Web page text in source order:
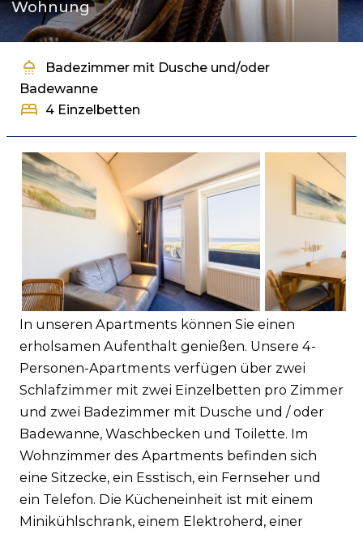
Häufig gestellte Fragen
Business
Wohnung
shower
Badezimmer mit Dusche und/oder
Badewanne
bed 4 Einzelbetten
In unseren Apartments können Sie einen
erholsamen Aufenthalt genießen. Unsere 4-
Personen-Apartments verfügen über zwei
Schlafzimmer mit zwei Einzelbetten pro Zimmer
und zwei Badezimmer mit Dusche und / oder
Badewanne, Waschbecken und Toilette. Im
Wohnzimmer des Apartments befinden sich
eine Sitzecke, ein Esstisch, ein Fernseher und
ein Telefon. Die Kücheneinheit ist mit einem
Minikühlschrank, einem Elektroherd, einer